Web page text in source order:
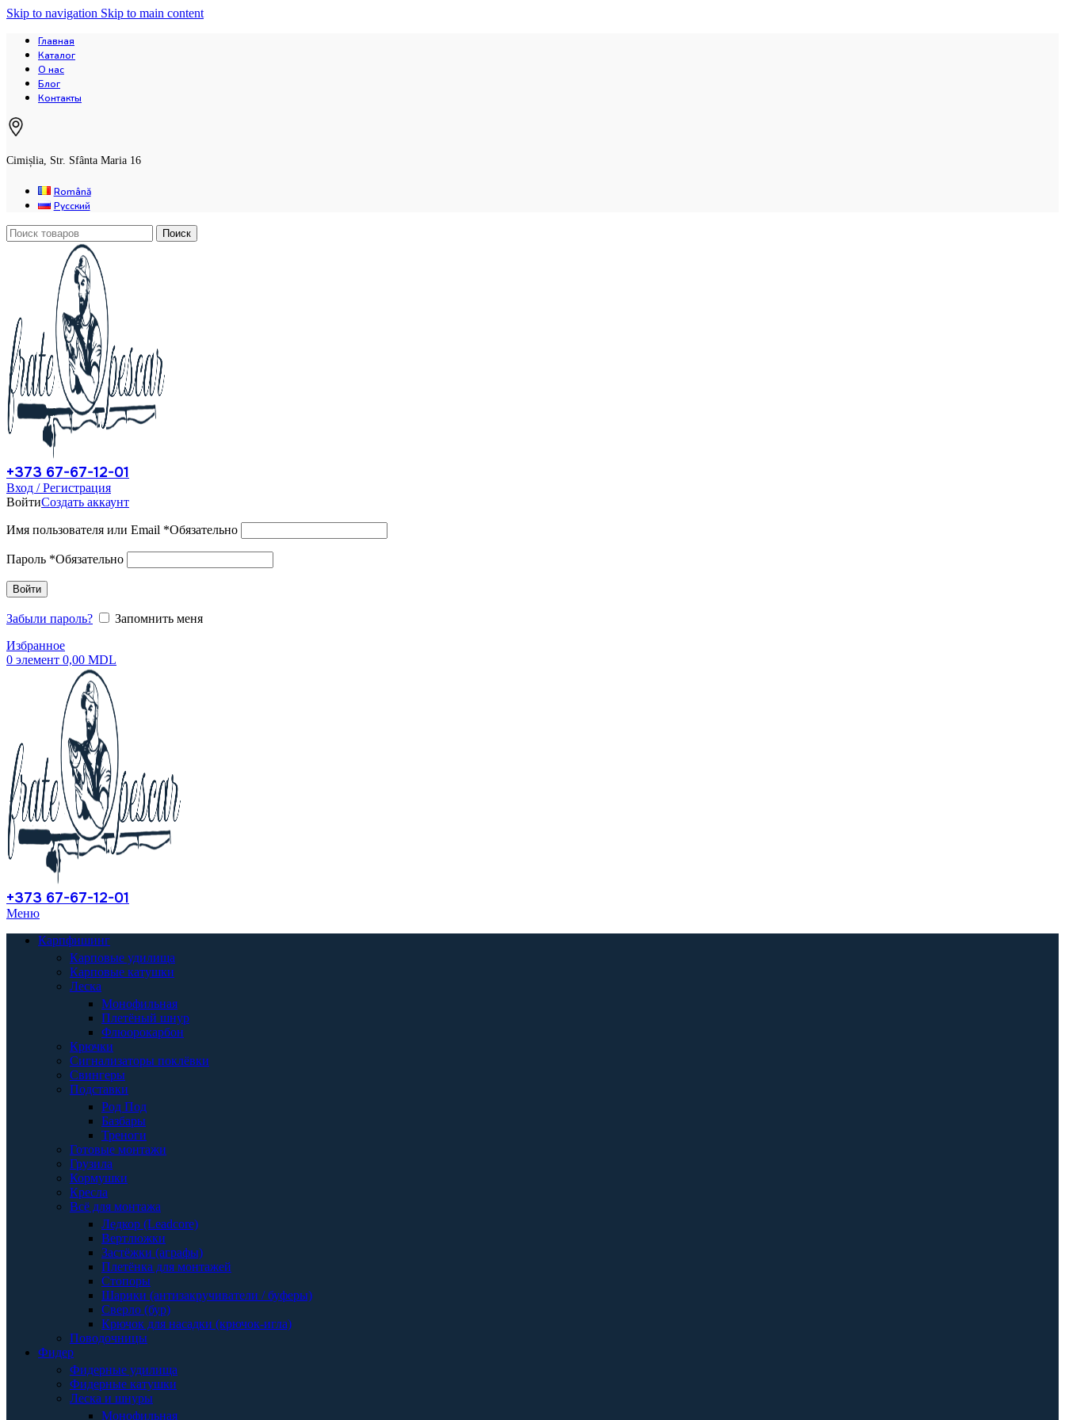
Skip to navigation Skip to main content
Главная
Каталог
О нас
Блог
Контакты
Cimișlia, Str. Sfânta Maria 16
Română
Русский
Поиск
+373 67-67-12-01
Вход / Регистрация
ВойтиСоздать аккаунт
Имя пользователя или Email *Обязательно
Пароль *Обязательно
Войти
Забыли пароль?
Запомнить меня
Избранное
0 элемент 0,00 MDL
+373 67-67-12-01
Меню
Карпфишинг
Карповые удилища
Карповые катушки
Леска
Монофильная
Плетёный шнур
Флюорокарбон
Крючки
Сигнализаторы поклёвки
Свингеры
Подставки
Род Под
Базбары
Треноги
Готовые монтажи
Грузила
Кормушки
Кресла
Всё для монтажа
Ледкор (Leadcore)
Вертлюжки
Застёжки (аграфы)
Плетёнка для монтажей
Стопоры
Шарики (антизакручиватели / буферы)
Сверло (бур)
Крючок для насадки (крючок-игла)
Поводочницы
Фидер
Фидерные удилища
Фидерные катушки
Леска и шнуры
Монофильная